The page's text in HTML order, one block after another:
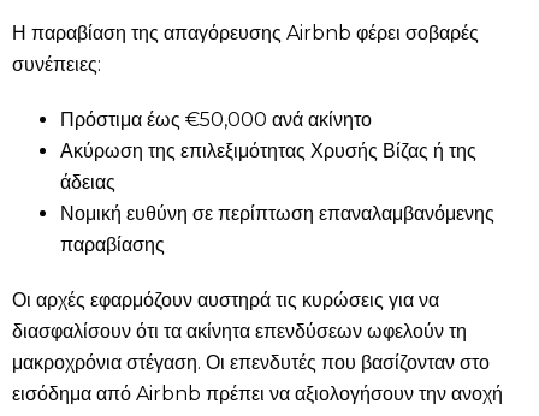
Η παραβίαση της απαγόρευσης Airbnb φέρει σοβαρές
συνέπειες:
Πρόστιμα έως €50,000 ανά ακίνητο
Ακύρωση της επιλεξιμότητας Χρυσής Βίζας ή της
άδειας
Νομική ευθύνη σε περίπτωση επαναλαμβανόμενης
παραβίασης
Οι αρχές εφαρμόζουν αυστηρά τις κυρώσεις για να
διασφαλίσουν ότι τα ακίνητα επενδύσεων ωφελούν τη
μακροχρόνια στέγαση. Οι επενδυτές που βασίζονταν στο
εισόδημα από Airbnb πρέπει να αξιολογήσουν την ανοχή